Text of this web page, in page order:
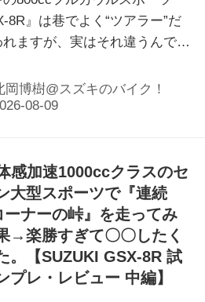
8R』は巷でよく“ツアラー”だ
れますが、実はそれ違うんで
とこうなる、というのがまさ
岡博樹@スズキのバイク！
感加速1000ccクラスのセ
大型スポーツで『連続
ーナーの峠』を走ってみ
→楽勝すぎて〇〇したく
。【SUZUKI GSX-8R 試
プレ・レビュー 中編】